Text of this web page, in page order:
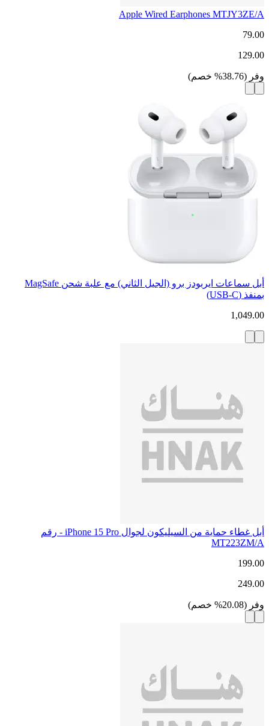
Apple Wired Earphones MTJY3ZE/A
79.00
129.00
وفر (
38.76
% خصم)
أبل سماعات ايربودز برو (الجيل الثاني) مع علبة شحن MagSafe
بمنفذ (USB‑C)
1,049.00
أبل غطاء حماية من السيليكون لجوال iPhone 15 Pro - رقم
MT223ZM/A
199.00
249.00
وفر (
20.08
% خصم)